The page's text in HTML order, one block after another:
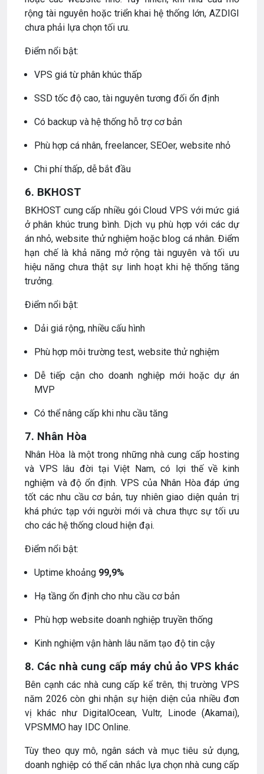
rộng tài nguyên hoặc triển khai hệ thống lớn, AZDIGI
chưa phải lựa chọn tối ưu.
Điểm nổi bật:
VPS giá từ phân khúc thấp
SSD tốc độ cao, tài nguyên tương đối ổn định
Có backup và hệ thống hỗ trợ cơ bản
Phù hợp cá nhân, freelancer, SEOer, website nhỏ
Chi phí thấp, dễ bắt đầu
6. BKHOST
BKHOST cung cấp nhiều gói Cloud VPS với mức giá
ở phân khúc trung bình. Dịch vụ phù hợp với các dự
án nhỏ, website thử nghiệm hoặc blog cá nhân. Điểm
hạn chế là khả năng mở rộng tài nguyên và tối ưu
hiệu năng chưa thật sự linh hoạt khi hệ thống tăng
trưởng.
Điểm nổi bật:
Dải giá rộng, nhiều cấu hình
Phù hợp môi trường test, website thử nghiệm
Dễ tiếp cận cho doanh nghiệp mới hoặc dự án
MVP
Có thể nâng cấp khi nhu cầu tăng
7. Nhân Hòa
Nhân Hòa là một trong những nhà cung cấp hosting
và VPS lâu đời tại Việt Nam, có lợi thế về kinh
nghiệm và độ ổn định. VPS của Nhân Hòa đáp ứng
tốt các nhu cầu cơ bản, tuy nhiên giao diện quản trị
khá phức tạp với người mới và chưa thực sự tối ưu
cho các hệ thống cloud hiện đại.
Điểm nổi bật:
Uptime khoảng 99,9%
Hạ tầng ổn định cho nhu cầu cơ bản
Phù hợp website doanh nghiệp truyền thống
Kinh nghiệm vận hành lâu năm tạo độ tin cậy
8. Các nhà cung cấp máy chủ ảo VPS khác
Bên cạnh các nhà cung cấp kể trên, thị trường VPS
năm 2026 còn ghi nhận sự hiện diện của nhiều đơn
vị khác như DigitalOcean, Vultr, Linode (Akamai),
VPSMMO hay IDC Online.
Tùy theo quy mô, ngân sách và mục tiêu sử dụng,
doanh nghiệp có thể cân nhắc lựa chọn nhà cung cấp